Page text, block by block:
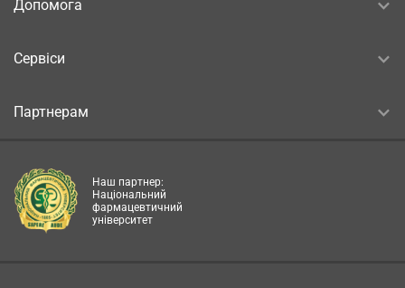
Допомога
Сервіси
Партнерам
Наш партнер:
Національний
фармацевтичний
університет